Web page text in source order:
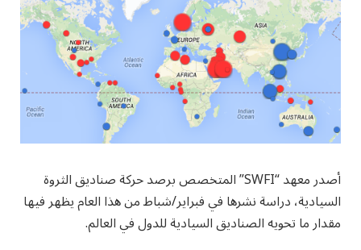
أصدر معهد “SWFI” المتخصص برصد حركة صناديق الثروة
السيادية، دراسة نشرها في فبراير/شباط من هذا العام يظهر فيها
مقدار ما تحويه الصناديق السيادية للدول في العالم.